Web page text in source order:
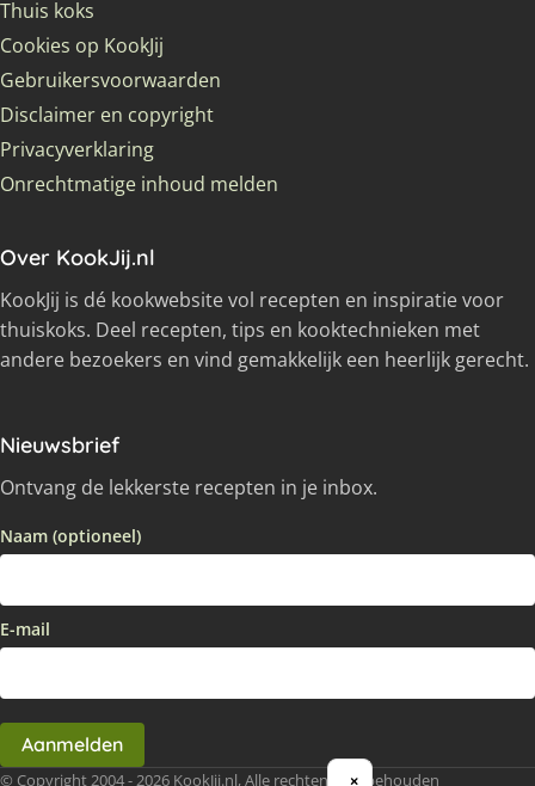
Thuis koks
Cookies op KookJij
Gebruikersvoorwaarden
Disclaimer en copyright
Privacyverklaring
Onrechtmatige inhoud melden
Over KookJij.nl
KookJij is dé kookwebsite vol recepten en inspiratie voor
thuiskoks. Deel recepten, tips en kooktechnieken met
andere bezoekers en vind gemakkelijk een heerlijk gerecht.
Nieuwsbrief
Ontvang de lekkerste recepten in je inbox.
Naam (optioneel)
E-mail
Aanmelden
© Copyright 2004 - 2026 KookJij.nl, Alle rechten voorbehouden
×